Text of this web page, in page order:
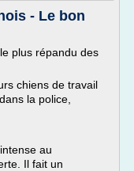
- Le bon
plus répandu des
chiens de travail
la police,
au
Il fait un